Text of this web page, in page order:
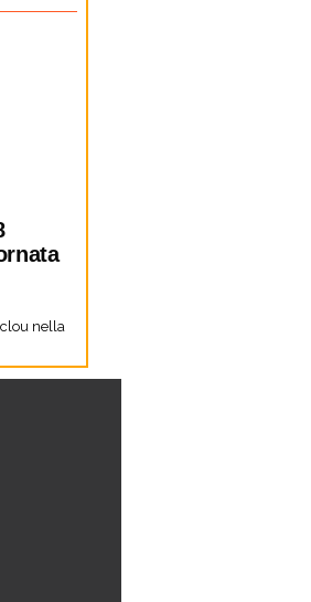
nella